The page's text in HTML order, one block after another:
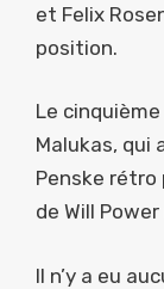
et Felix
position.
Le
Malukas, qui
Penske rétro
de Will
Il n’y a eu